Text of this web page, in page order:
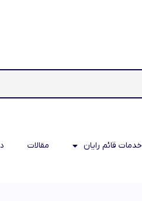
خدمات قائم رایان مقالات